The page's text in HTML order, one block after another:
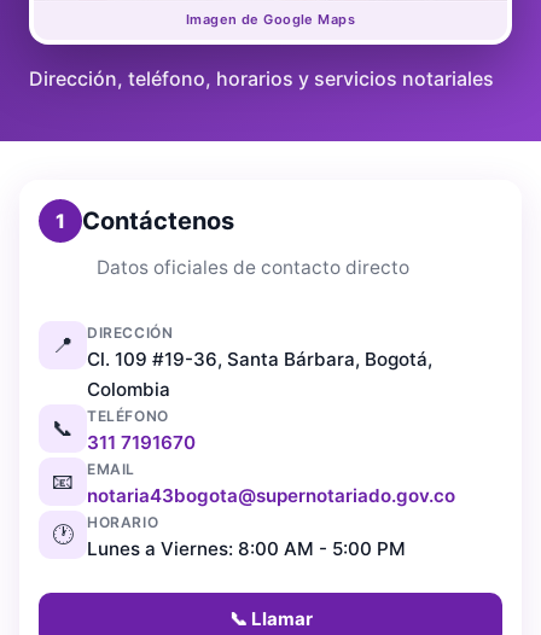
Imagen de Google Maps
Dirección, teléfono, horarios y servicios notariales
1 Contáctenos
Datos oficiales de contacto directo
📍 DIRECCIÓN
Cl. 109 #19-36, Santa Bárbara, Bogotá,
Colombia
📞 TELÉFONO
311 7191670
📧 EMAIL
notaria43bogota@supernotariado.gov.co
🕐 HORARIO
Lunes a Viernes: 8:00 AM - 5:00 PM
📞 Llamar